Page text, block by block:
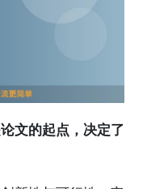
文的起点，决定了